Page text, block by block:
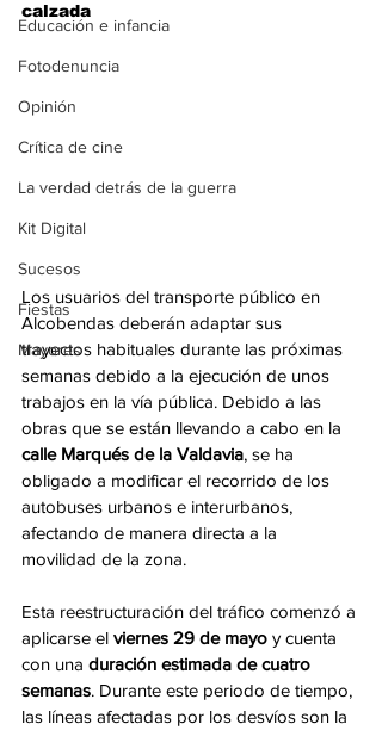
Educación e infancia
Fotodenuncia
Opinión
Crítica de cine
La verdad detrás de la guerra
Kit Digital
Sucesos
Fiestas
Mayores
calzada
Los usuarios del transporte público en
Alcobendas deberán adaptar sus
trayectos habituales durante las próximas
semanas debido a la ejecución de unos
trabajos en la vía pública. Debido a las
obras que se están llevando a cabo en la
calle Marqués de la Valdavia, se ha
obligado a modificar el recorrido de los
autobuses urbanos e interurbanos,
afectando de manera directa a la
movilidad de la zona.
Esta reestructuración del tráfico comenzó a
aplicarse el viernes 29 de mayo y cuenta
con una duración estimada de cuatro
semanas. Durante este periodo de tiempo,
las líneas afectadas por los desvíos son la